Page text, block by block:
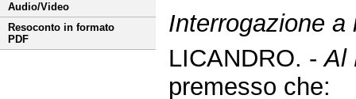
Audio/Video
Resoconto in formato
PDF
Interrogazione
LICANDRO. -Al
premesso che: